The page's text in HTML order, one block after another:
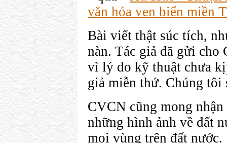
văn hóa ven biển miền
Bài viết thật súc tích,
nàn. Tác giả đã gửi
vì lý do kỹ thuật chưa
giả miễn thứ. Chúng tôi
CVCN cũng mong
những hình ảnh về đất
mọi vùng trên đất nước.